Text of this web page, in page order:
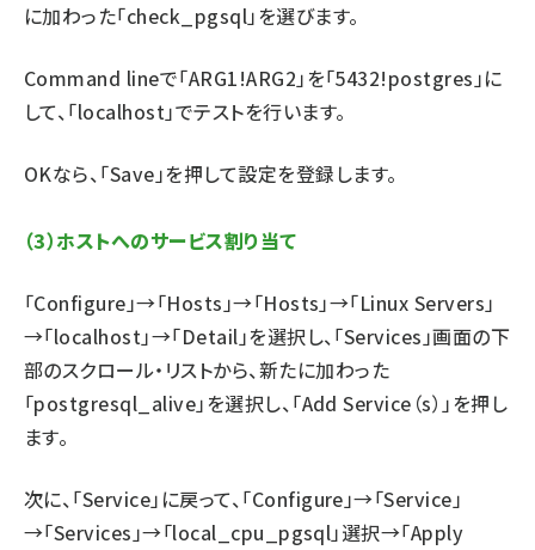
に加わった「check_pgsql」を選びます。
Command lineで「ARG1!ARG2」を「5432!postgres」に
して、「localhost」でテストを行います。
OKなら、「Save」を押して設定を登録します。
（3）ホストへのサービス割り当て
「Configure」→「Hosts」→「Hosts」→「Linux Servers」
→「localhost」→「Detail」を選択し、「Services」画面の下
部のスクロール・リストから、新たに加わった
「postgresql_alive」を選択し、「Add Service（s）」を押し
ます。
次に、「Service」に戻って、「Configure」→「Service」
→「Services」→「local_cpu_pgsql」選択→「Apply